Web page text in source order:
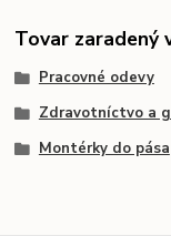
Tovar zaradený
Pracovné odevy
Zdravotníctvo a
Montérky do pása